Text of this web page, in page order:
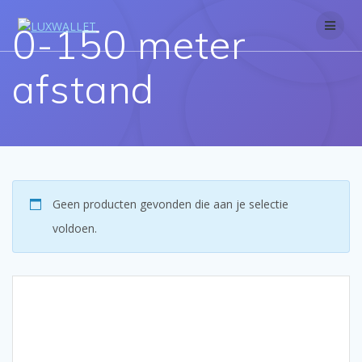
content
0-150 meter
afstand
Geen producten gevonden die aan je selectie
voldoen.